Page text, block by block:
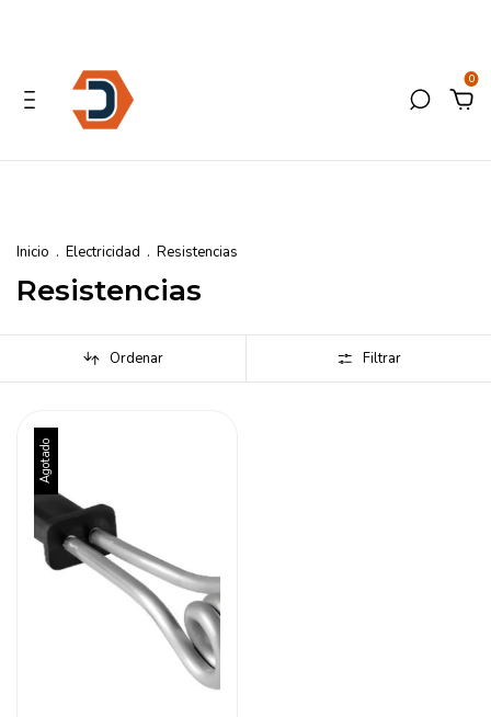
0
Inicio . Electricidad . Resistencias
Resistencias
Ordenar Filtrar
Agotado